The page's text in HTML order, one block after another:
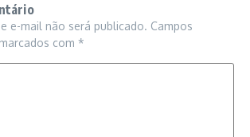
e-mail não será publicado. Campos
com *